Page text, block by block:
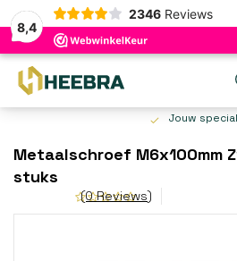
8,4
2346 Reviews
Jouw
Metaalschroef M6x100mm
stuks
(0 Reviews)